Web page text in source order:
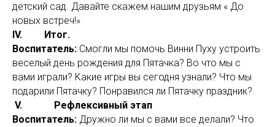
детский сад. Давайте скажем нашим друзьям « До
новых встреч!»
IV. Итог.
Воспитатель: Смогли мы помочь Винни Пуху устроить
веселый день рождения для Пятачка? Во что мы с
вами играли? Какие игры вы сегодня узнали? Что мы
подарили Пятачку? Понравился ли Пятачку праздник?
V. Рефлексивный этап
Воспитатель: Дружно ли мы с вами все делали? Что